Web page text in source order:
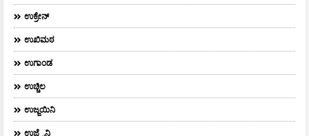
ಉಕ್ರೇನ್
ಉಖಿಮಠ
ಉಗಾಂಡ
ಉಚ್ಚಿಲ
ಉಜ್ಜಯಿನಿ
ಉಜ್ಜೈನಿ